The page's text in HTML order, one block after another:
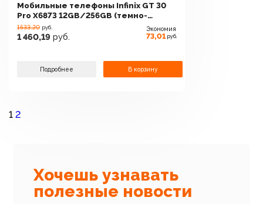
Мобильные телефоны Infinix GT 30
Pro X6873 12GB/256GB (темно-
серый)
1533.20 руб.
1 460,19 руб.
Экономия
73,01 руб.
Подробнее В корзину
1 2
Хочешь узнавать
полезные новости